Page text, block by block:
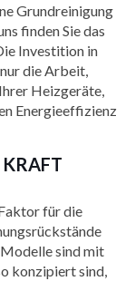
Grundreinigung
finden Sie das
Investition in
die Arbeit,
Heizgeräte,
Energieeffizienz
KRAFT
für die
sind mit
konzipiert sind,